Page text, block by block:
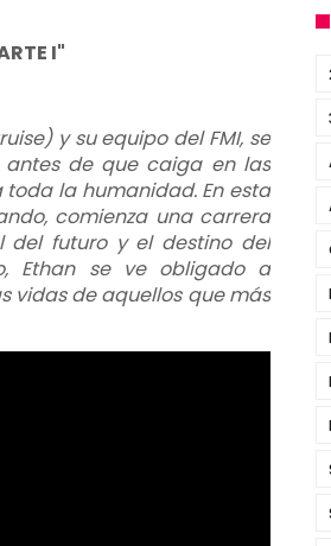
I"
y su equipo del FMI, se
de que caiga en las
la humanidad. En esta
comienza una carrera
del futuro y el destino del
Ethan se ve obligado a
vidas de aquellos que más